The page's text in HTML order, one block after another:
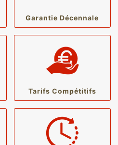
Garantie Décennale
Tarifs Compétitifs